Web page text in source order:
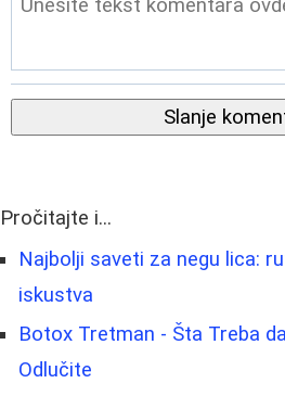
Slanje
Pročitajte i...
Najbolji saveti za negu lica:
iskustva
Botox Tretman - Šta Treba
Odlučite